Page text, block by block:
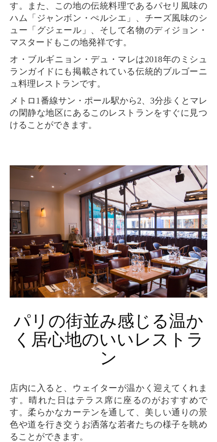
す。また、この地の伝統料理であるパセリ風味の
ハム「ジャンボン・ぺルシエ」、チーズ風味のシ
ュー「グジェール」、そして名物のディジョン・
マスタードもこの地発祥です。
オ・ブルギニョン・デュ・マレは2018年のミシュ
ランガイドにも掲載されている伝統的ブルゴーニ
ュ料理レストランです。
メトロ1番線サン・ポール駅から2、3分歩くとマレ
の閑静な地区にあるこのレストランをすぐに見つ
けることができます。
パリの街並み感じる温か
く居心地のいいレストラ
ン
店内に入ると、ウェイターが温かく迎えてくれま
す。晴れた日はテラス席に座るのがおすすめで
す。柔らかなカーテンを通して、美しい通りの景
色や道を行き交うお洒落な若者たちの様子を眺め
ることができます。